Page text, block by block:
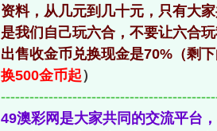
资料，从几元到几十元，只有大
是我们自己玩六合，不要让六合
出售收金币兑换现金是70%（剩
换500金币起）
49澳彩网是大家共同的交流平台